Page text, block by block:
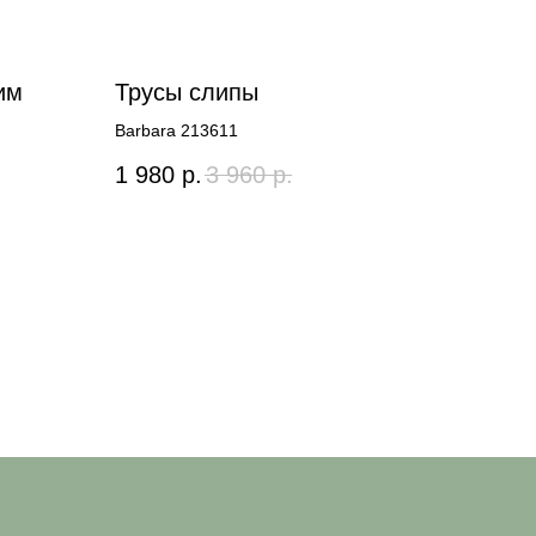
Трусы слипы
Barbara 213611
1 980 р. 3 960 р.